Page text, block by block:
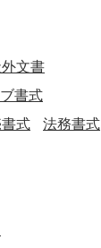
文書
書式
式
法務書式